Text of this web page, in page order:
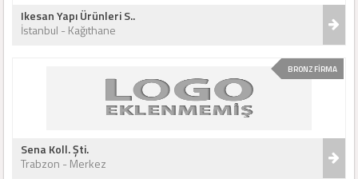
Ikesan Yapı Ürünleri S..
İstanbul - Kağıthane
BRONZ FİRMA
Sena Koll. Şti.
Trabzon - Merkez